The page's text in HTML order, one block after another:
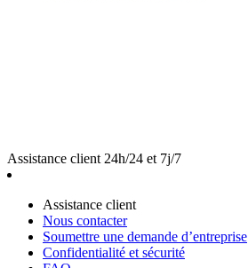
Assistance client 24h/24 et 7j/7
Assistance client
Nous contacter
Soumettre une demande d’entreprise
Confidentialité et sécurité